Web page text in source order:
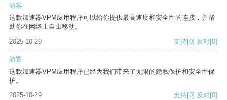
游客
这款加速器VPM应用程序可以给你提供最高速度和安全性的连接，并帮
助你在网络上自由移动。
2025-10-29
支持[0] 反对[0]
游客
这款加速器VPM应用程序已经为我们带来了无限的隐私保护和安全性保
护。
2025-10-29
支持[0] 反对[0]